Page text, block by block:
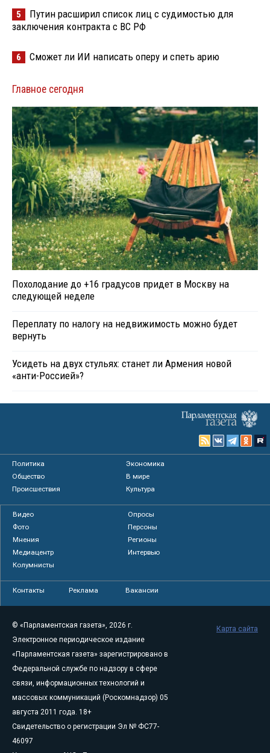
5
Путин расширил список лиц с судимостью для
заключения контракта с ВС РФ
6 Сможет ли ИИ написать оперу и спеть арию
Главное сегодня
Похолодание до +16 градусов придет в Москву на
следующей неделе
Переплату по налогу на недвижимость можно будет
вернуть
Усидеть на двух стульях: станет ли Армения новой
«анти-Россией»?
Политика
Экономика
Общество
В мире
Происшествия
Культура
Видео
Опросы
Фото
Персоны
Мнения
Регионы
Медиацентр
Интервью
Колумнисты
Контакты Реклама Вакансии
© «Парламентская газета», 2026 г.
Электронное периодическое издание
«Парламентская газета» зарегистрировано в
Федеральной службе по надзору в сфере
связи, информационных технологий и
массовых коммуникаций (Роскомнадзор) 05
августа 2011 года. 18+
Свидетельство о регистрации Эл № ФС77-
46097
Карта сайта